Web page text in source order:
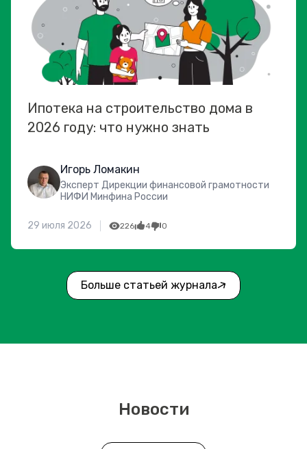
Ипотека на строительство дома в
2026 году: что нужно знать
Игорь Ломакин
Эксперт Дирекции финансовой грамотности
НИФИ Минфина России
29 июля 2026 226 4 0
Больше статьей журнала
Новости